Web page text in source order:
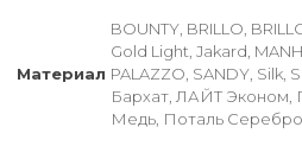
Материал
BOUNTY, BRILLO,
Gold Light, Jakard,
PALAZZO, SANDY, Silk,
Бархат, ЛАЙТ Эконом,
Медь, Поталь